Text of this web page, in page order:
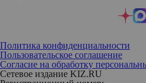
Политика конфиденциальности
Пользовательское соглашение
Согласие на обработку
Сетевое издание KIZ.RU